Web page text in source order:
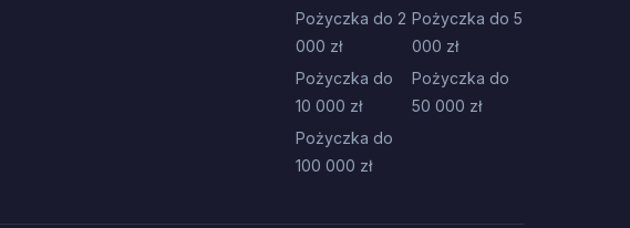
Pożyczka do 2
000 zł
Pożyczka do 5
000 zł
Pożyczka do
10 000 zł
Pożyczka do
50 000 zł
Pożyczka do
100 000 zł